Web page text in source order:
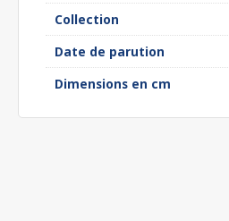
Collection
Date de parution
Dimensions en cm